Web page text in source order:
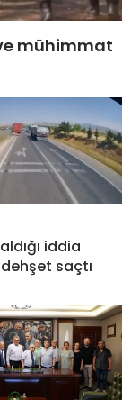
mühimmat
iddia
saçtı